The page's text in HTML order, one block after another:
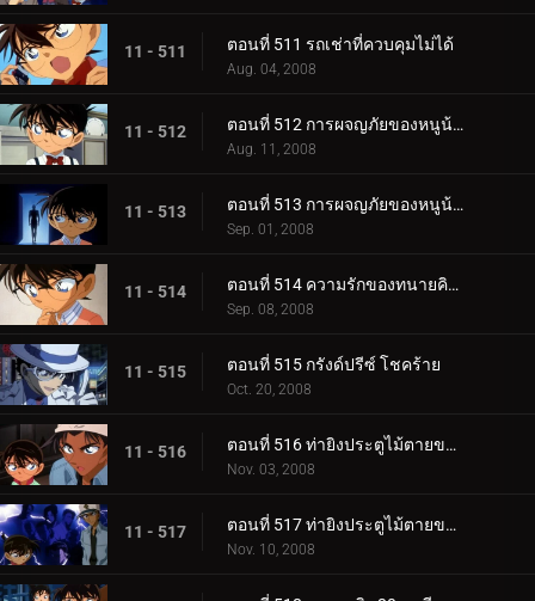
11 - 511 ตอนที่ 511 รถเช่าที่ควบคุมไม่ได้
Aug. 04, 2008
11 - 512 ตอนที่ 512 การผจญภัยของหนูน้อยชินอิจิ (ตอน 1)
Aug. 11, 2008
11 - 513 ตอนที่ 513 การผจญภัยของหนูน้อยชินอิจิ (ตอน 2)
Sep. 01, 2008
11 - 514 ตอนที่ 514 ความรักของทนายคิซากิ เอริ
Sep. 08, 2008
11 - 515 ตอนที่ 515 กรังด์ปรีซ์ โชคร้าย
Oct. 20, 2008
11 - 516 ตอนที่ 516 ท่ายิงประตูไม้ตายของเก็นตะ (ตอน 1)
Nov. 03, 2008
11 - 517 ตอนที่ 517 ท่ายิงประตูไม้ตายของเก็นตะ (ตอน 2)
Nov. 10, 2008